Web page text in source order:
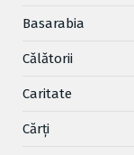
Basarabia
Cǎlǎtorii
Caritate
Cărţi